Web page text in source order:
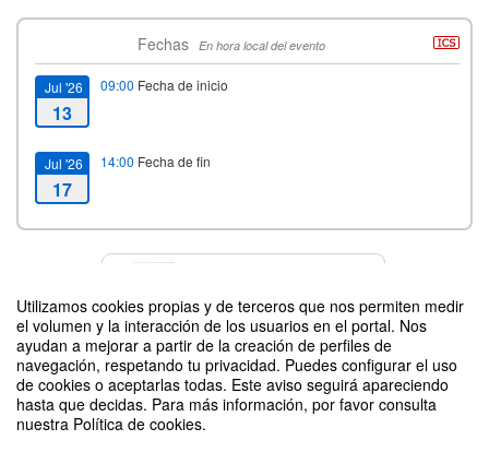
Utilizamos cookies propias y de terceros que nos permiten medir
el volumen y la interacción de los usuarios en el portal. Nos
ayudan a mejorar a partir de la creación de perfiles de
navegación, respetando tu privacidad. Puedes configurar el uso
de cookies o aceptarlas todas. Este aviso seguirá apareciendo
hasta que decidas. Para más información, por favor consulta
nuestra Política de cookies.
Fechas En hora local del evento
Jul '26
13
09:00 Fecha de inicio
Jul '26
17
14:00 Fecha de fin
Difunde tu evento poniendo el siguiente código en tu sitio